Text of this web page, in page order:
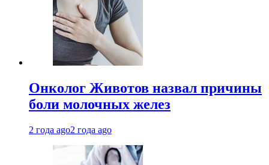
Онколог Животов назвал причины
боли молочных желез
2 года ago2 года ago